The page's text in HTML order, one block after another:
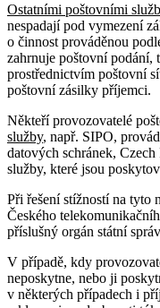
Ostatními poštovními
nespadají pod vymezení
o činnost prováděnou
zahrnuje poštovní podání,
prostřednictvím poštovní
poštovní zásilky příjemci.
Někteří provozovatelé
služby, např. SIPO,
datových schránek,
služby, které jsou
Při řešení stížností na tyto
Českého
příslušný orgán státní
V případě, kdy
neposkytne, nebo ji
v některých případech i